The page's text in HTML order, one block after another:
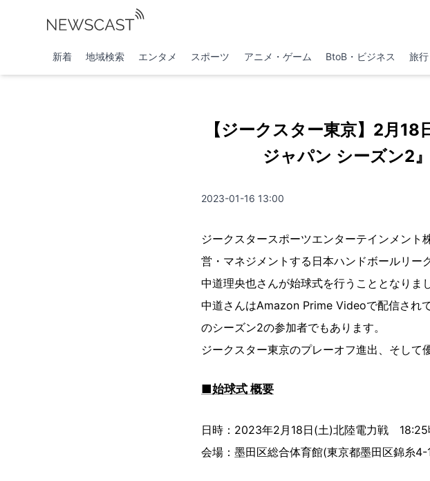
新着 地域検索 エンタメ スポーツ アニメ・ゲーム BtoB・ビジネス 旅
【ジークスター東京】2月
ジャパン シーズン2
2023-01-16 13:00
ジークスタースポーツエンターテインメン
営・マネジメントする日本ハンドボールリ
中道理央也さんが始球式を行うこととなりま
中道さんはAmazon Prime Videoで配信され
のシーズン2の参加者でもあります。
ジークスター東京のプレーオフ進出、そして
■始球式 概要
日時：2023年2月18日(土)北陸電力戦 18:25
会場：墨田区総合体育館(東京都墨田区錦糸4-